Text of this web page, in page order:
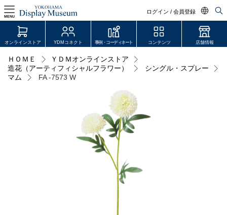
ログイン / 会員登録
日本語
中文简体
MENU
ログイン・会員登録
オンラインストア
オンラインストア YDMコネクト 事例・コーディネート コンテンツ 店舗情報
ＨＯＭＥ
ＹＤＭオンラインストア
造花（アーティフィシャルフラワー）
シングル・スプレー
マム
FA -7573 W